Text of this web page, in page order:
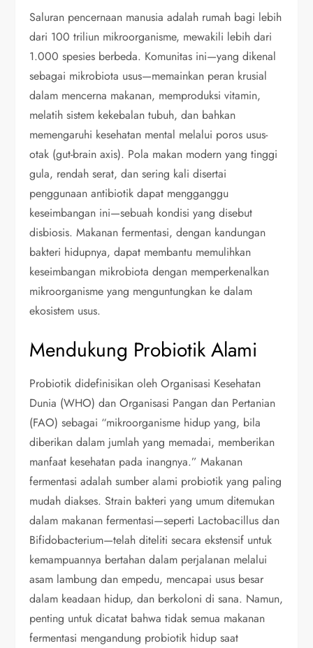
Saluran pencernaan manusia adalah rumah bagi lebih
dari 100 triliun mikroorganisme, mewakili lebih dari
1.000 spesies berbeda. Komunitas ini—yang dikenal
sebagai mikrobiota usus—memainkan peran krusial
dalam mencerna makanan, memproduksi vitamin,
melatih sistem kekebalan tubuh, dan bahkan
memengaruhi kesehatan mental melalui poros usus-
otak (gut-brain axis). Pola makan modern yang tinggi
gula, rendah serat, dan sering kali disertai
penggunaan antibiotik dapat mengganggu
keseimbangan ini—sebuah kondisi yang disebut
disbiosis. Makanan fermentasi, dengan kandungan
bakteri hidupnya, dapat membantu memulihkan
keseimbangan mikrobiota dengan memperkenalkan
mikroorganisme yang menguntungkan ke dalam
ekosistem usus.
Mendukung Probiotik Alami
Probiotik didefinisikan oleh Organisasi Kesehatan
Dunia (WHO) dan Organisasi Pangan dan Pertanian
(FAO) sebagai “mikroorganisme hidup yang, bila
diberikan dalam jumlah yang memadai, memberikan
manfaat kesehatan pada inangnya.” Makanan
fermentasi adalah sumber alami probiotik yang paling
mudah diakses. Strain bakteri yang umum ditemukan
dalam makanan fermentasi—seperti Lactobacillus dan
Bifidobacterium—telah diteliti secara ekstensif untuk
kemampuannya bertahan dalam perjalanan melalui
asam lambung dan empedu, mencapai usus besar
dalam keadaan hidup, dan berkoloni di sana. Namun,
penting untuk dicatat bahwa tidak semua makanan
fermentasi mengandung probiotik hidup saat